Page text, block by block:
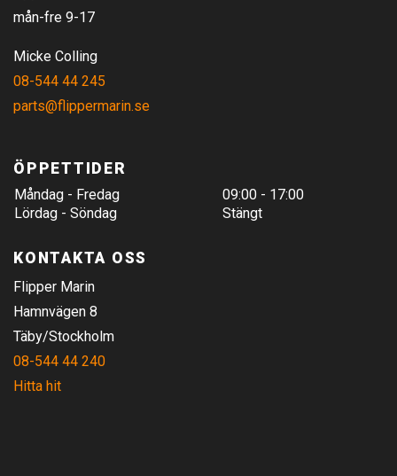
mån-fre 9-17
Micke Colling
08-544 44 245
parts@flippermarin.se
ÖPPETTIDER
Måndag - Fredag
09:00 - 17:00
Lördag - Söndag
Stängt
KONTAKTA OSS
Flipper Marin
Hamnvägen 8
Täby/Stockholm
08-544 44 240
Hitta hit